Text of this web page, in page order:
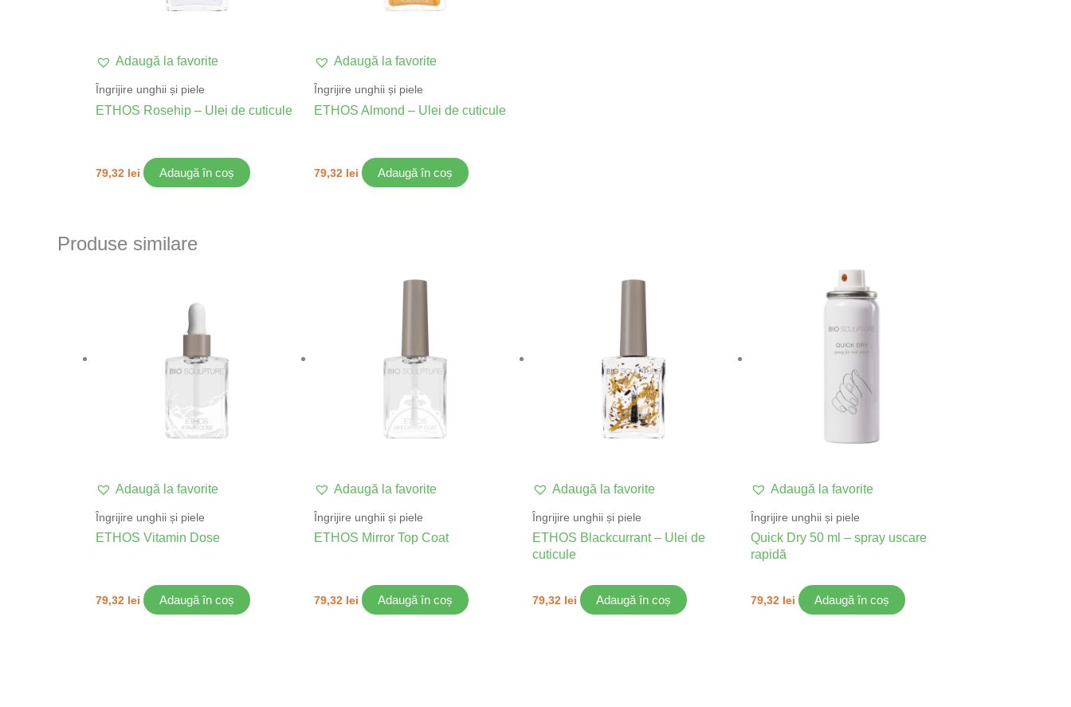
Adaugă la favorite
Îngrijire unghii și piele
ETHOS Rosehip – Ulei de cuticule
79,32 lei Adaugă în coș
Adaugă la favorite
Îngrijire unghii și piele
ETHOS Almond – Ulei de cuticule
79,32 lei Adaugă în coș
Produse similare
Adaugă la favorite
Îngrijire unghii și piele
ETHOS Vitamin Dose
79,32 lei Adaugă în coș
Adaugă la favorite
Îngrijire unghii și piele
ETHOS Mirror Top Coat
79,32 lei Adaugă în coș
Adaugă la favorite
Îngrijire unghii și piele
ETHOS Blackcurrant – Ulei de
cuticule
79,32 lei Adaugă în coș
Adaugă la favorite
Îngrijire unghii și piele
Quick Dry 50 ml – spray uscare
rapidă
79,32 lei Adaugă în coș